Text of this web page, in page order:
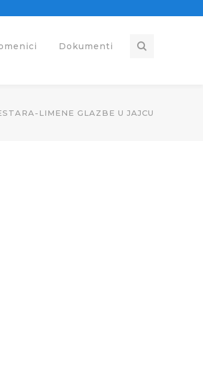
Dokumenti
LIMENE GLAZBE U JAJCU